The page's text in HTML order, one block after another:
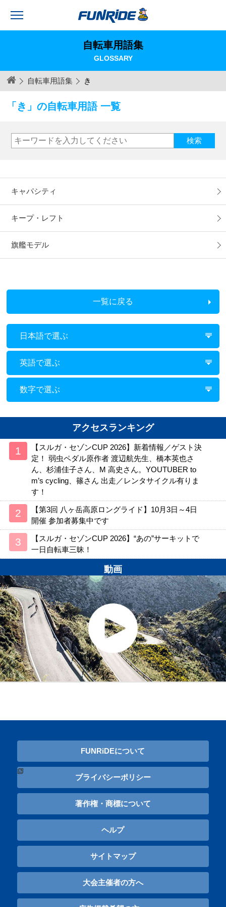
自転車用語集
GLOSSARY
自転車用語集 き
「き」の自転車用語 一覧
キャパシティ
キープ・レフト
旗艦モデル
一覧に戻る
日本語で選ぶ
英語で選ぶ
数字で選ぶ
アクセスランキング
【スルガ・セゾンCUP 2026】新着情報／ゲスト決
定！ 弱虫ペダル原作者 渡辺航先生、橋本英也さ
ん、杉浦佳子さん、M 高史さん。YOUTUBER to
m’s cycling、篠さん 出走／レンタサイクル有りま
す！
【第3回 八ヶ岳高原ロングライド】10月3日～4日
開催 参加者募集中です
【スルガ・セゾンCUP 2026】“あの”サーキットで
一日自転車三昧！
動画
FUNRiDEについて
プライバシーポリシー
著作権・商標について
ヘルプ
サイトマップ
大会主催者の方へ